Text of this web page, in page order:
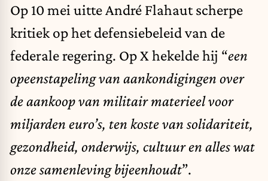
Op 10 mei uitte André Flahaut scherpe
kritiek op het defensiebeleid van de
federale regering. Op X hekelde hij “een
opeenstapeling van aankondigingen over
de aankoop van militair materieel voor
miljarden euro’s, ten koste van solidariteit,
gezondheid, onderwijs, cultuur en alles wat
onze samenleving bijeenhoudt”.